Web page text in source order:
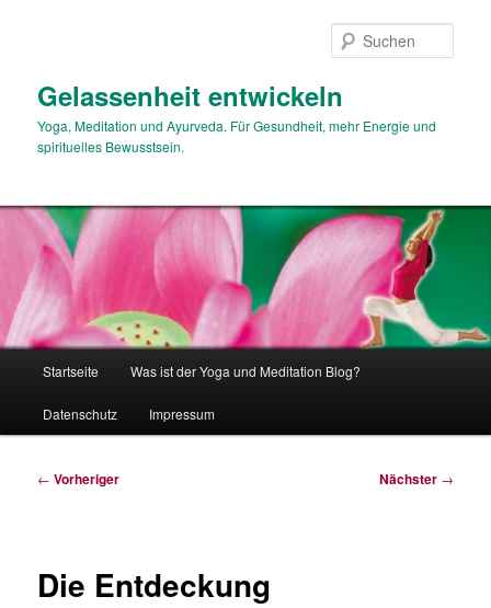
Gelassenheit entwickeln
Yoga, Meditation und Ayurveda. Für Gesundheit, mehr Energie und
spirituelles Bewusstsein.
Startseite Was ist der Yoga und Meditation Blog?
Datenschutz Impressum
Beitragsnavigation
← Vorheriger Nächster →
Die Entdeckung